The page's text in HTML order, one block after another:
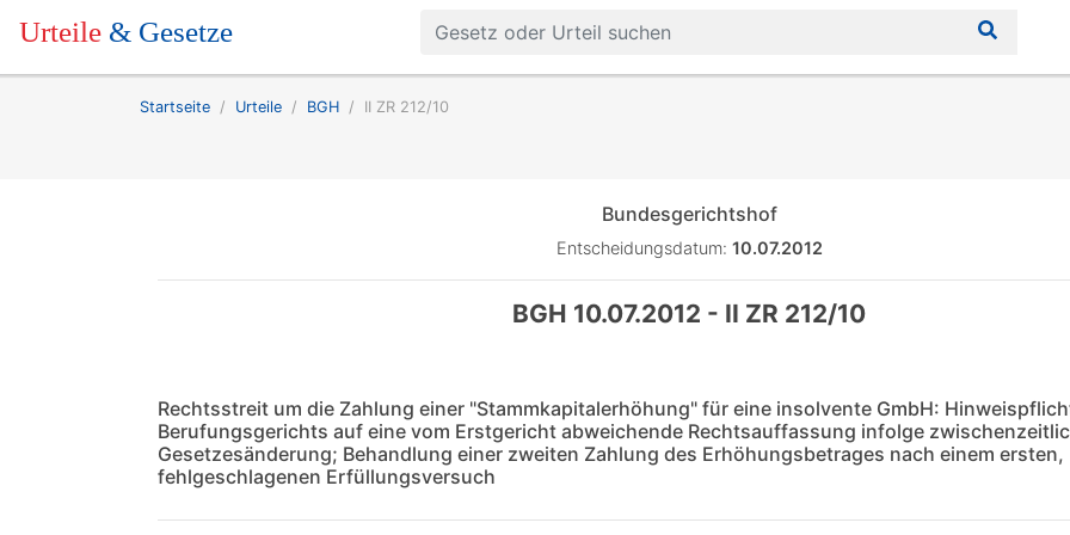
Urteile & Gesetze
Startseite Urteile BGH II ZR 212/10
Bundesgerichtshof
Entscheidungsdatum: 10.07.2012
BGH 10.07.2012 - II ZR 212/10
Rechtsstreit um die Zahlung einer "Stammkapitalerhöhung" für eine insolvente GmbH:
Berufungsgerichts auf eine vom Erstgericht abweichende Rechtsauffassung infolge
Gesetzesänderung; Behandlung einer zweiten Zahlung des Erhöhungsbetrages nach einem ersten,
fehlgeschlagenen Erfüllungsversuch